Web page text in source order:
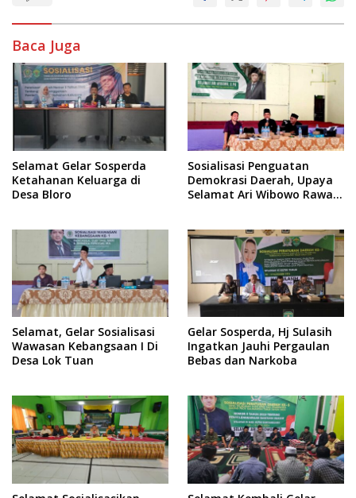
Baca Juga
Selamat Gelar Sosperda
Ketahanan Keluarga di
Desa Bloro
Sosialisasi Penguatan
Demokrasi Daerah, Upaya
Selamat Ari Wibowo Rawat
Selamat, Gelar Sosialisasi
Wawasan Kebangsaan I Di
Desa Lok Tuan
Gelar Sosperda, Hj Sulasih
Ingatkan Jauhi Pergaulan
Bebas dan Narkoba